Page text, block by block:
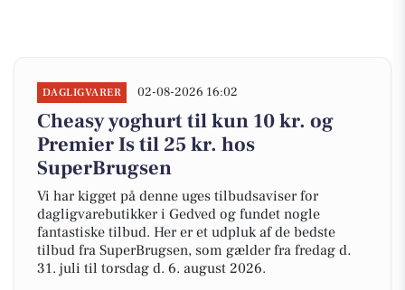
DAGLIGVARER 02-08-2026 16:02
Cheasy yoghurt til kun 10 kr. og
Premier Is til 25 kr. hos
SuperBrugsen
Vi har kigget på denne uges tilbudsaviser for
dagligvarebutikker i Gedved og fundet nogle
fantastiske tilbud. Her er et udpluk af de bedste
tilbud fra SuperBrugsen, som gælder fra fredag d.
31. juli til torsdag d. 6. august 2026.